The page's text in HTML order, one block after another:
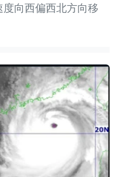
向西偏西北方向移